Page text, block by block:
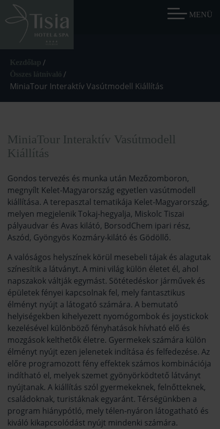
/
/
MiniaTour Interaktív Vasútmodell Kiállítás
MiniaTour Interaktív Vasútmodell
Kiállítás
Gondos tervezés és munka után Mezőzomboron,
megnyílt Kelet-Magyarország egyetlen vasútmodell
kiállítása. A terepasztal tematikája Kelet-Magyarország,
melyen megjelenik Tokaj-hegyalja, Miskolc Tiszai
pályaudvar és Avas kilátó, BorsodChem ipari rész,
Aszód, Gyöngyös Kozmáry-kilátó és Gödöllő.
A valóságos helyszínek körül mesebeli tájak és alagutak
színesítik a látványt. A mini világ külön életet él, ahol
napszakok váltják egymást. Sötétedéskor járművek és
épületek fényei kapcsolnak fel, mely fantasztikus
élményt nyújt a látogató számára. A bemutató
helyiségekben kihelyezett nyomógombok és joystickok
kezelésével különböző fényhatások hívható elő és
mozgások kelthetők életre. Gyermekek számára külön
élményt nyújt ezen jelenetek indítása és felfedezése. Az
előre programozott fény effektek számos kombinációja
indítható el, melyek szemet gyönyörködtető látványt
nyújtanak. A kiállítás szól gyermekeknek, felnőtteknek,
családoknak, turistáknak egyaránt. Térségünkben a
program hiánypótló, mely télen-nyáron látogatható és
kiváló kikapcsolódást nyújt mindenki számára.